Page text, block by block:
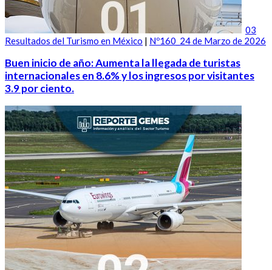
03
Resultados del Turismo en México | Nº160_24 de Marzo de 2026
Buen inicio de año: Aumenta la llegada de turistas
internacionales en 8.6% y los ingresos por visitantes
3.9 por ciento.